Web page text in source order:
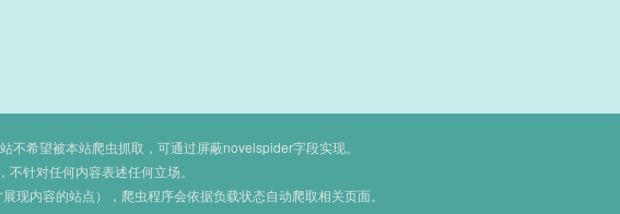
希望被本站爬虫抓取，可通过屏蔽novelspider字段实现。
针对任何内容表述任何立场。
内容的站点），爬虫程序会依据负载状态自动爬取相关页面。